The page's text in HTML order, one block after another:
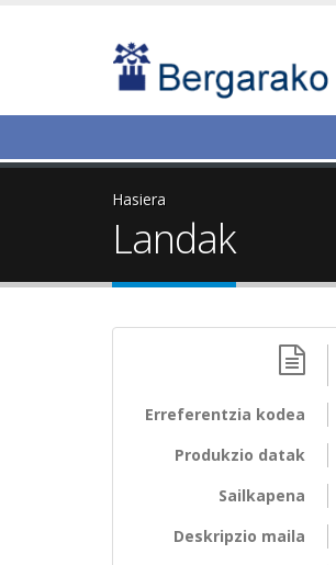
Hasiera
Landak
Erreferentzia kodea
Produkzio datak
Sailkapena
Deskripzio maila